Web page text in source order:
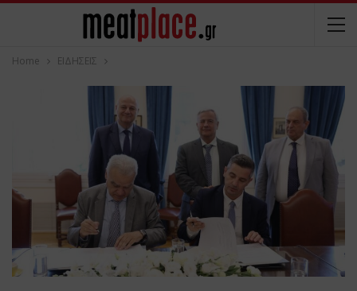
Home ΕΙΔΗΣΕΙΣ